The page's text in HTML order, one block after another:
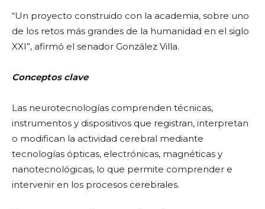
“Un proyecto construido con la academia, sobre uno
de los retos más grandes de la humanidad en el siglo
XXI”, afirmó el senador González Villa.
Conceptos clave
Las neurotecnologías comprenden técnicas,
instrumentos y dispositivos que registran, interpretan
o modifican la actividad cerebral mediante
tecnologías ópticas, electrónicas, magnéticas y
nanotecnológicas, lo que permite comprender e
intervenir en los procesos cerebrales.